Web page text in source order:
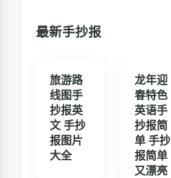
最新手抄报
旅游路
线图手
抄报英
文 手抄
报图片
大全
龙年迎
春特色
英语手
抄报简
单 手抄
报简单
又漂亮